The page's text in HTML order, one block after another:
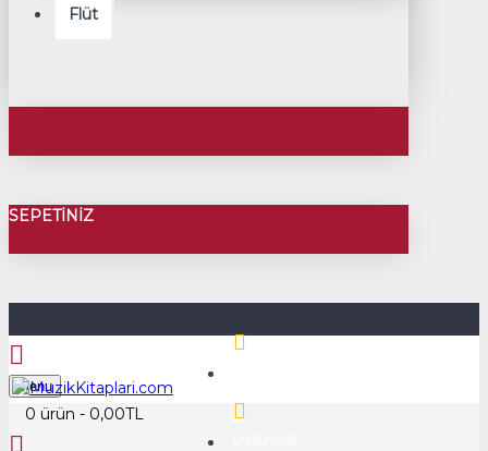
Flüt
SEPETINIZ
Menu
0 ürün - 0,00TL